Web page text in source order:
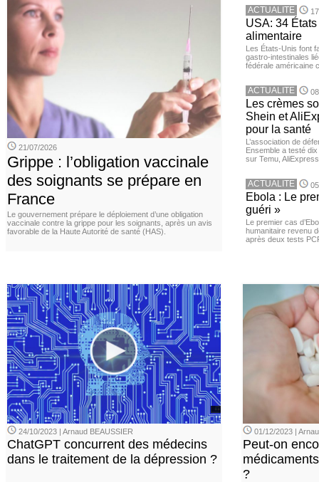
21/07/2026
Grippe : l’obligation vaccinale
des soignants se prépare en
France
Le gouvernement prépare le déploiement d’une obligation
vaccinale contre la grippe pour les soignants, après un avis
favorable de la Haute Autorité de santé (HAS).
ACTUALITE
USA: 34
alimentaire
Les États-Unis font
gastro-intestinales
fédérale américaine
ACTUALITE
Les crèmes
Shein et
pour la santé
L’association de
Ensemble a testé
sur Temu,
ACTUALITE
Ebola : Le
guéri »
Le premier cas
humanitaire revenu
après deux tests
24/10/2023 | Arnaud BEAUSSIER
ChatGPT concurrent des médecins
dans le traitement de la dépression ?
01/12/2023 |
Peut-on
?